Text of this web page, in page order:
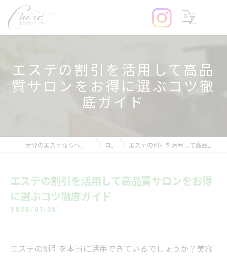
エステの割引を活用して高品
質サロンをお得に選ぶコツ徹
底ガイド
コラム エステの割引を活用して高品質サロンをお得に選ぶコツ徹底ガイド
エステの割引を活用して高品質サロンをお得
に選ぶコツ徹底ガイド
2026/01/25
エステの割引を本当に活用できているでしょうか？美容